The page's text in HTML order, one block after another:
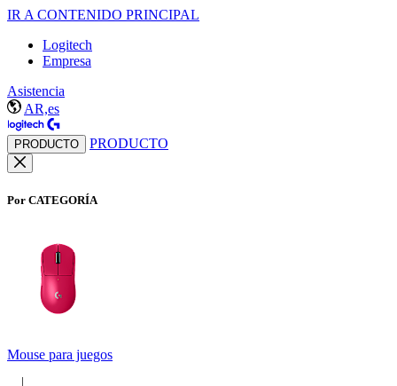
IR A CONTENIDO PRINCIPAL
Logitech
Empresa
Asistencia
AR,es
PRODUCTO PRODUCTO
Por CATEGORÍA
Mouse para juegos